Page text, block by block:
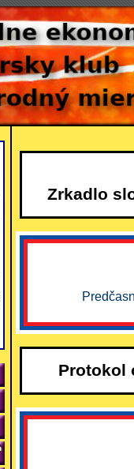
Zrkadlo
Protokol